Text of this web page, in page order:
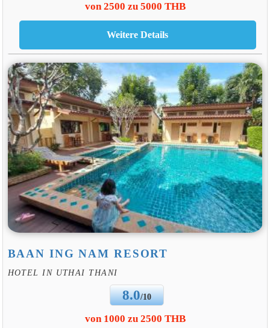
von 2500 zu 5000 THB
BAAN ING NAM RESORT
HOTEL IN UTHAI THANI
8.0/10
von 1000 zu 2500 THB